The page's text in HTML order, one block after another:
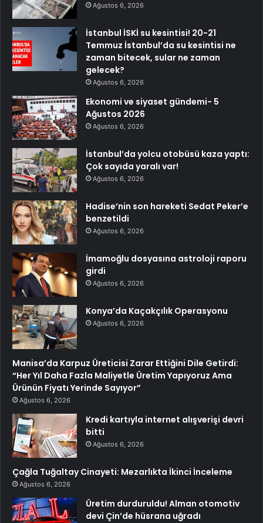
Ağustos 6, 2026
İstanbul İSKİ su kesintisi! 20-21
Temmuz İstanbul’da su kesintisi ne
zaman bitecek, sular ne zaman
gelecek?
Ağustos 6, 2026
Ekonomi ve siyaset gündemi- 5
Ağustos 2026
Ağustos 6, 2026
İstanbul’da yolcu otobüsü kaza yaptı:
Çok sayıda yaralı var!
Ağustos 6, 2026
Hadise’nin son hareketi Sedat Peker’e
benzetildi
Ağustos 6, 2026
İmamoğlu dosyasına astroloji raporu
girdi
Ağustos 6, 2026
Konya’da Kaçakçılık Operasyonu
Ağustos 6, 2026
Manisa’da Karpuz Üreticisi Zarar Ettiğini Dile Getirdi:
“Her Yıl Daha Fazla Maliyetle Üretim Yapıyoruz Ama
Ürünün Fiyatı Yerinde Sayıyor”
Ağustos 6, 2026
Kredi kartıyla internet alışverişi devri
bitti
Ağustos 6, 2026
Çağla Tuğaltay Cinayeti: Mezarlıkta İkinci İnceleme
Ağustos 6, 2026
Üretim durduruldu! Alman otomotiv
devi Çin’de hüsrana uğradı